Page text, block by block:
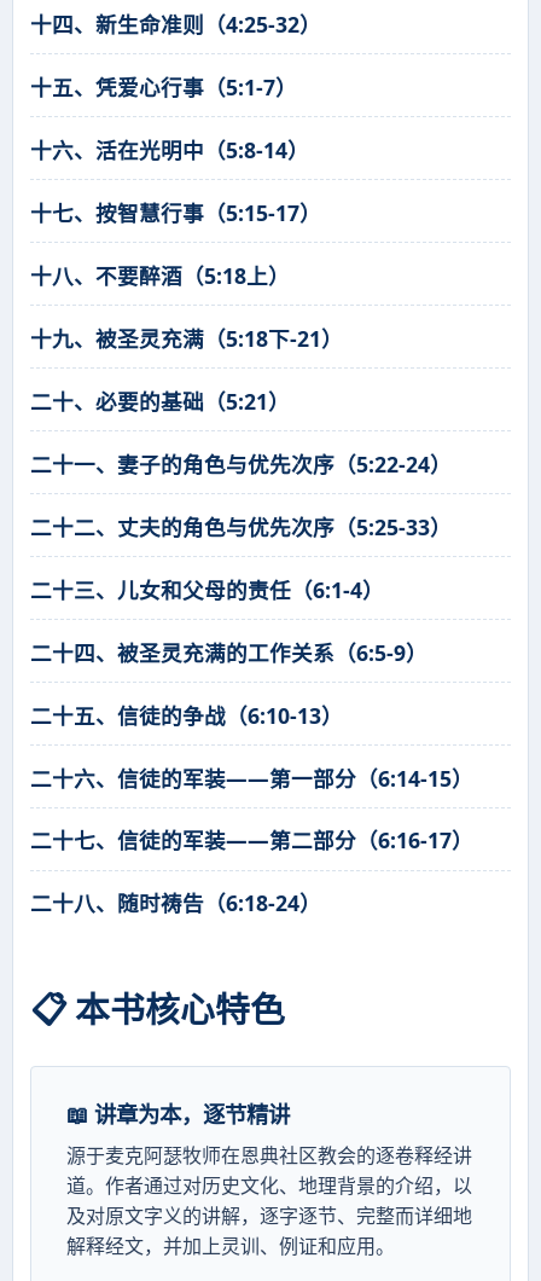
十四、新生命准则（4:25-32）
十五、凭爱心行事（5:1-7）
十六、活在光明中（5:8-14）
十七、按智慧行事（5:15-17）
十八、不要醉酒（5:18上）
十九、被圣灵充满（5:18下-21）
二十、必要的基础（5:21）
二十一、妻子的角色与优先次序（5:22-24）
二十二、丈夫的角色与优先次序（5:25-33）
二十三、儿女和父母的责任（6:1-4）
二十四、被圣灵充满的工作关系（6:5-9）
二十五、信徒的争战（6:10-13）
二十六、信徒的军装——第一部分（6:14-15）
二十七、信徒的军装——第二部分（6:16-17）
二十八、随时祷告（6:18-24）
📋 本书核心特色
📖 讲章为本，逐节精讲
源于麦克阿瑟牧师在恩典社区教会的逐卷释经讲
道。作者通过对历史文化、地理背景的介绍，以
及对原文字义的讲解，逐字逐节、完整而详细地
解释经文，并加上灵训、例证和应用。